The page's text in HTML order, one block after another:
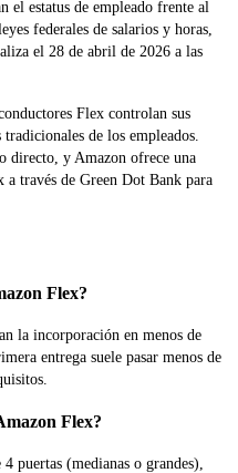
el estatus de empleado frente al
federales de salarios y horas,
el 28 de abril de 2026 a las
Flex controlan sus
de los empleados.
directo, y Amazon ofrece una
través de Green Dot Bank para
Flex?
la incorporación en menos de
entrega suele pasar menos de
Flex?
puertas (medianas o grandes),